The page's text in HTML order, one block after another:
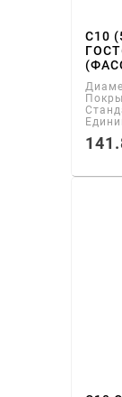
С10